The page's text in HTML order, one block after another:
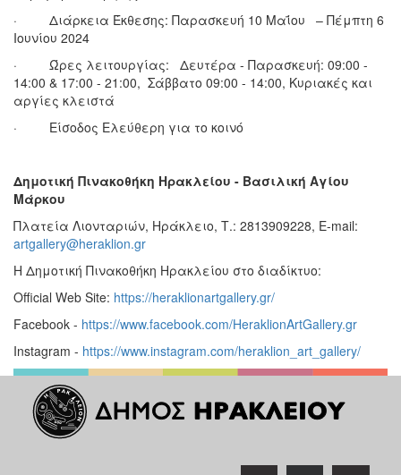
· Διάρκεια Έκθεσης: Παρασκευή 10 Μαΐου – Πέμπτη 6
Ιουνίου 2024
· Ώρες λειτουργίας: Δευτέρα - Παρασκευή: 09:00 -
14:00 & 17:00 - 21:00, Σάββατο 09:00 - 14:00, Κυριακές και
αργίες κλειστά
· Είσοδος Ελεύθερη για το κοινό
Δημοτική Πινακοθήκη Ηρακλείου - Βασιλική Αγίου
Μάρκου
Πλατεία Λιονταριών, Ηράκλειο, Τ.: 2813909228, E-mail:
artgallery@heraklion.gr
Η Δημοτική Πινακοθήκη Ηρακλείου στο διαδίκτυο:
Official Web Site: https://heraklionartgallery.gr/
Facebook - https://www.facebook.com/HeraklionArtGallery.gr
Instagram - https://www.instagram.com/heraklion_art_gallery/